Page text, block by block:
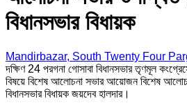
বিধানসভার বিধায়ক
Mandirbazar, South Twenty Four
দক্ষিণ 24 পরগনা গোসাবা বিধানসভার তৃণমূল
বিষয়ে বিশেষ আলোচনা সভার আয়োজন বিশেষ
বিধানসভার বিধায়ক জয়দেব হালদার।